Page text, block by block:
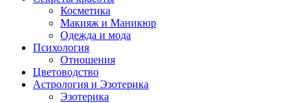
Косметика
Макияж и Маникюр
Одежда и мода
Психология
Отношения
Цветоводство
Астрология и Эзотерика
Эзотерика